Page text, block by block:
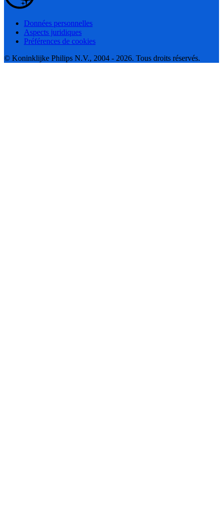
Données personnelles
Aspects juridiques
Préférences de cookies
© Koninklijke Philips N.V., 2004 - 2026. Tous droits réservés.